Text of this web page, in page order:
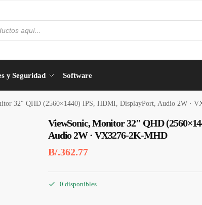
y Seguridad Software
32″ QHD (2560×1440) IPS, HDMI, DisplayPort, Audio 2W ·
ViewSonic, Monitor 32″ QHD
Audio 2W · VX3276-2K-MHD
B/.362.77
0 disponibles